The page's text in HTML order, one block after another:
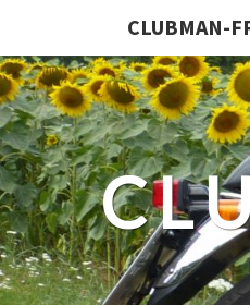
CLUBMAN-